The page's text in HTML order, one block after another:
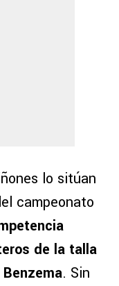
lo sitúan
campeonato
de la talla
. Sin